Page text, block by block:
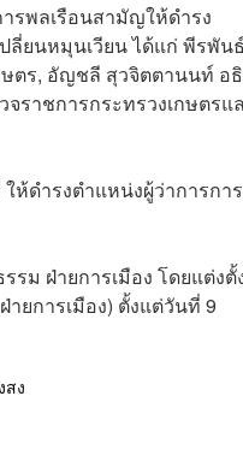
รพลเรือนสามัญให้ดำรง
ลี่ยนหมุนเวียน ได้แก่ พีรพัน
ษตร, อัญชลี สุวจิตตานนท์ อ
ราชการกระทรวงเกษตรแ
ดำรงตำแหน่งผู้ว่าการการ
ม ฝ่ายการเมือง โดยแต่งตั้
ยการเมือง) ตั้งแต่วันที่ 9
สง